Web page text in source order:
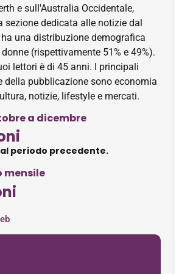
e sull'Australia Occidentale,
sezione dedicata alle notizie dal
una distribuzione demografica
(rispettivamente 51% e 49%).
lettori è di 45 anni. I principali
della pubblicazione sono economia
notizie, lifestyle e mercati.
a dicembre
periodo precedente.
mensile